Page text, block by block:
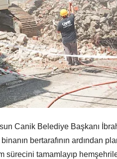
Canik Belediye Başkanı
bertarafının ardından
sürecini tamamlayıp